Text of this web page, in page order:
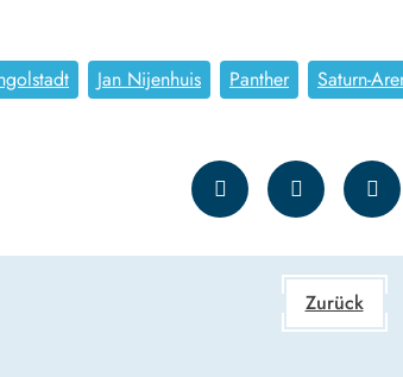
Jan Nijenhuis Panther Saturn-
Zurück